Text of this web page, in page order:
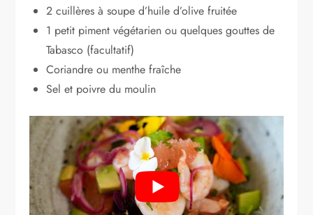
2 cuillères à soupe d’huile d’olive fruitée
1 petit piment végétarien ou quelques gouttes de
Tabasco (facultatif)
Coriandre ou menthe fraîche
Sel et poivre du moulin